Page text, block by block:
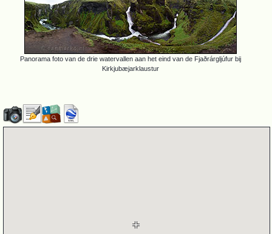
Panorama foto van de drie watervallen aan het eind van de Fjaðrárgljúfur bij
Kirkjubæjarklaustur